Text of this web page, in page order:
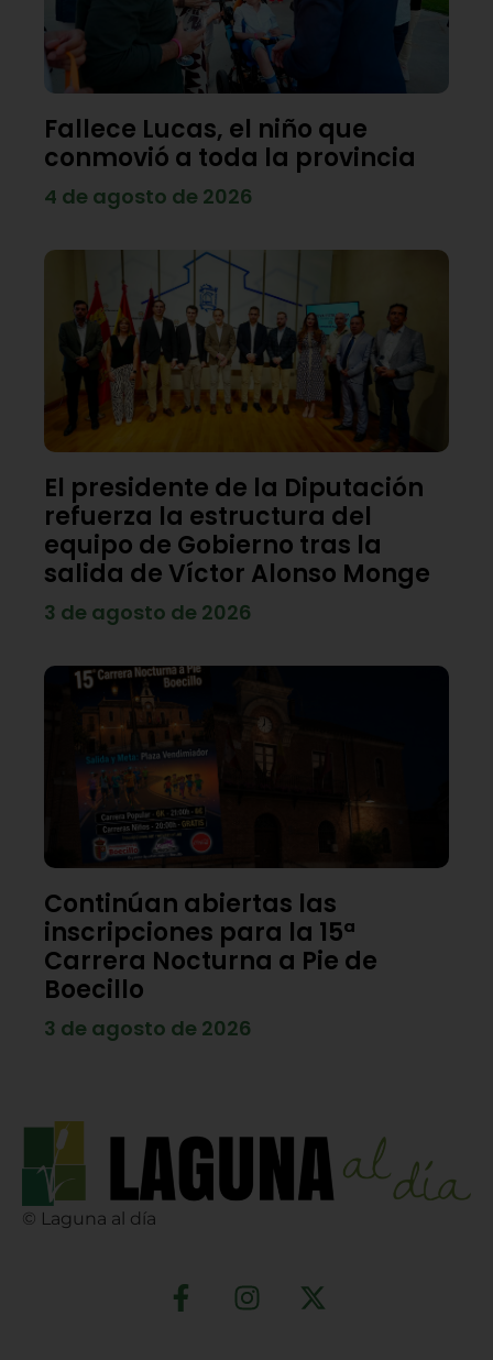
Fallece Lucas, el niño que
conmovió a toda la provincia
4 de agosto de 2026
El presidente de la Diputación
refuerza la estructura del
equipo de Gobierno tras la
salida de Víctor Alonso Monge
3 de agosto de 2026
Continúan abiertas las
inscripciones para la 15ª
Carrera Nocturna a Pie de
Boecillo
3 de agosto de 2026
© Laguna al día